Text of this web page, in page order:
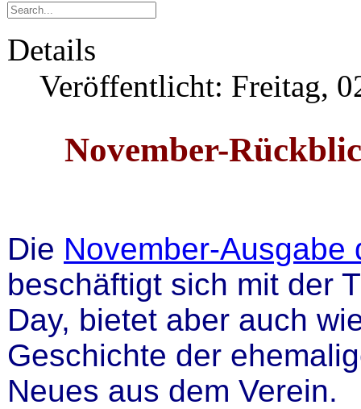
Details
Veröffentlicht: Freitag,
November-
Die November-Ausgabe
beschäftigt sich mit der
Day, bietet aber auch
Geschichte der
Neues aus dem Verein.